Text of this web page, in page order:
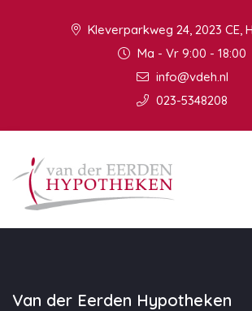
Kleverparkweg 24, 2023 CE,
Ma - Vr 9:00 - 18:00
info@vdeh.nl
023-5348208
Van der Eerden Hypotheken